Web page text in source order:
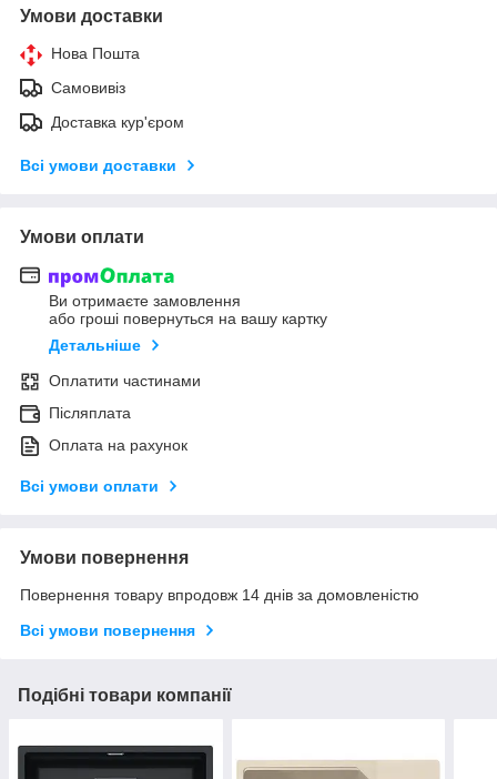
Умови доставки
Нова Пошта
Самовивіз
Доставка кур'єром
Всі умови доставки
Умови оплати
Ви отримаєте замовлення
або гроші повернуться на вашу картку
Детальніше
Оплатити частинами
Післяплата
Оплата на рахунок
Всі умови оплати
Умови повернення
Повернення товару впродовж 14 днів за домовленістю
Всі умови повернення
Подібні товари компанії